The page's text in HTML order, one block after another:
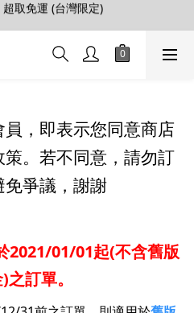
好朋友，拿100購物金
好朋友，拿100購物金
，即表示您同意商店
。若不同意，請勿訂
免爭議，謝謝
2021/01/01起(不含舊版
訂單。